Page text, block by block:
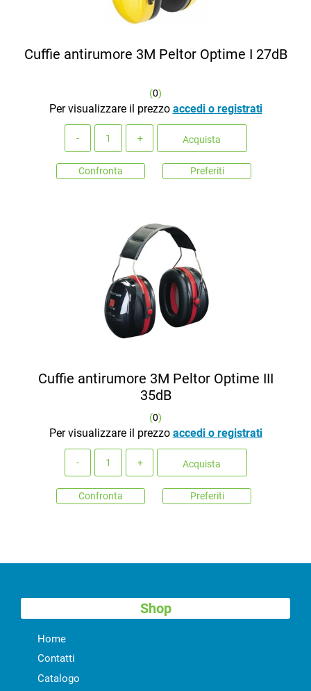
Cuffie antirumore 3M Peltor Optime I 27dB
(0)
Per visualizzare il prezzo accedi o registrati
Acquista
Confronta Preferiti
Cuffie antirumore 3M Peltor Optime III
35dB
(0)
Per visualizzare il prezzo accedi o registrati
Acquista
Confronta Preferiti
Shop
Home
Contatti
Catalogo